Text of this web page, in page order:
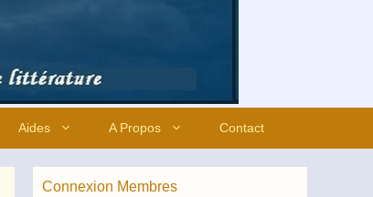
Aides A Propos Contact
Connexion Membres